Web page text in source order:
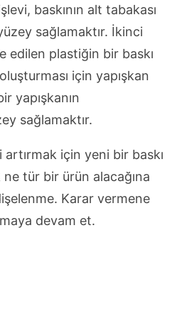
baskının alt tabakası
sağlamaktır. İkinci
edilen plastiğin bir baskı
için yapışkan
yapışkanın
sağlamaktır.
artırmak için yeni bir baskı
ne tür bir ürün alacağına
Karar vermene
devam et.